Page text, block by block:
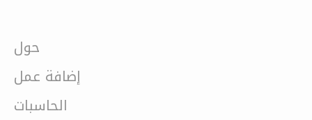
حول
إضافة عمل
الحاسبات